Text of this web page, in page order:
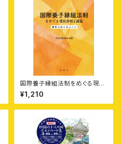
国際養子縁組法制をめぐる現状
分析と課題——国際比較の視
点から
¥1,210